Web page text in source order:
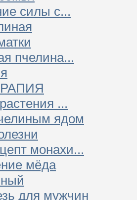
силы с...
пчелина...
...
ядом
монахи...
мёда
для мужчин